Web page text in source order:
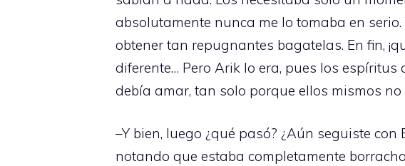
absolutamente nunca me lo tomaba en
obtener tan repugnantes bagatelas. En fin,
diferente… Pero Arik lo era, pues los
debía amar, tan solo porque ellos mismos
–Y bien, luego ¿qué pasó? ¿Aún seguiste
notando que estaba completamente